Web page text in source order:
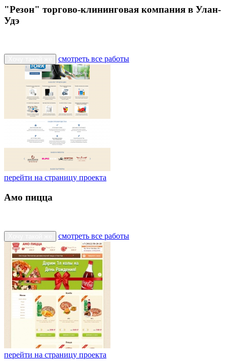
"Резон" торгово-клининговая компания в Улан-
Удэ
смотреть все работы
перейти на страницу проекта
Амо пицца
смотреть все работы
перейти на страницу проекта